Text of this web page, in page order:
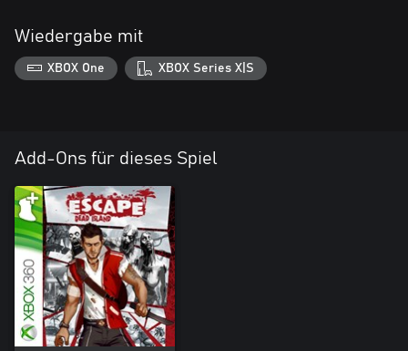
Wiedergabe mit
XBOX One XBOX Series X|S
Add-Ons für dieses Spiel